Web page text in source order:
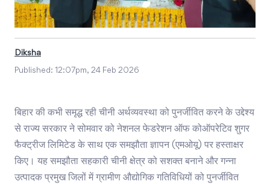
Diksha
Published: 12:07pm, 24 Feb 2026
बिहार की कभी समृद्ध रही चीनी अर्थव्यवस्था को पुनर्जीवित करने के उद्देश्य
से राज्य सरकार ने सोमवार को नेशनल फेडरेशन ऑफ कोऑपरेटिव शुगर
फैक्ट्रीज लिमिटेड के साथ एक समझौता ज्ञापन (एमओयू) पर हस्ताक्षर
किए। यह समझौता सहकारी चीनी क्षेत्र को सशक्त बनाने और गन्ना
उत्पादक प्रमुख जिलों में ग्रामीण औद्योगिक गतिविधियों को पुनर्जीवित